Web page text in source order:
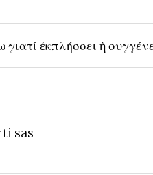
ἐκπλήσσει ἡ
sas